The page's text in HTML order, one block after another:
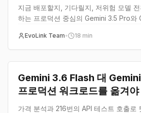
지금 배포할지, 기다릴지, 저위험 모델
하는 프로덕션 중심의 Gemini 3.5 Pro와
EvoLink Team• 18 min
비교
Gemini 3.6 Flash 대
프로덕션 워크로드를 옮겨
가격 분석과 216번의 API 테스트 호출로